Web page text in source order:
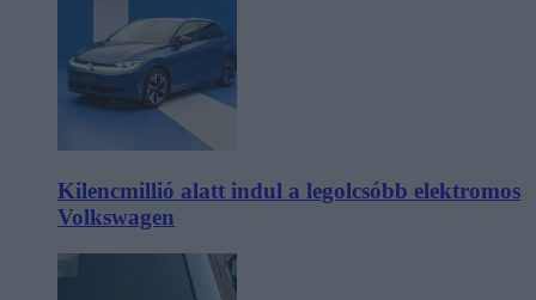
Kilencmillió alatt indul a legolcsóbb elektromos
Volkswagen